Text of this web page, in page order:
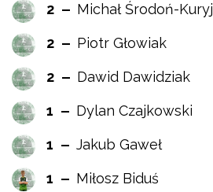
2 Michał Środoń-Kuryj
2 Piotr Głowiak
2 Dawid Dawidziak
1 Dylan Czajkowski
1 Jakub Gaweł
1 Miłosz Biduś